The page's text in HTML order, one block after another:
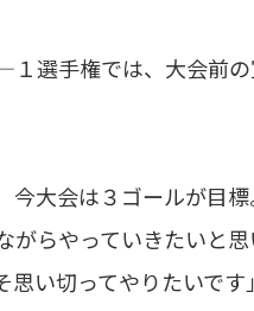
選手権では、大会前
今大会は３ゴールが目
らやっていきたいと
い切ってやりたいです」